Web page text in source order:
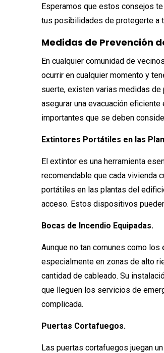
Esperamos que estos consejos
tus posibilidades de protegerte a
Medidas de Prevención
En cualquier comunidad de
ocurrir en cualquier momento y
suerte, existen varias medidas
asegurar una evacuación
importantes que se deben
Extintores Portátiles en las
El extintor es una herramienta
recomendable que cada vivienda
portátiles en las plantas del
acceso. Estos dispositivos
Bocas de Incendio Equipadas.
Aunque no tan comunes como
especialmente en zonas de alto
cantidad de cableado. Su
que lleguen los servicios de
complicada.
Puertas Cortafuegos.
Las puertas cortafuegos juegan